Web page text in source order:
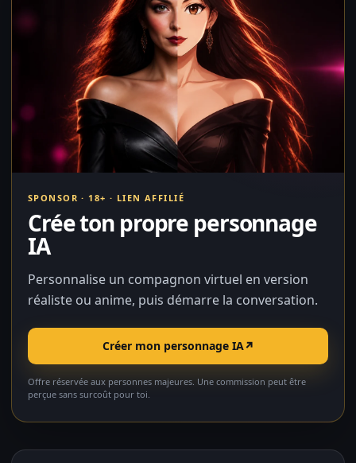
SPONSOR · 18+ · LIEN AFFILIÉ
Crée ton propre personnage
IA
Personnalise un compagnon virtuel en version
réaliste ou anime, puis démarre la conversation.
Créer mon personnage IA↗
Offre réservée aux personnes majeures. Une commission peut être
perçue sans surcoût pour toi.